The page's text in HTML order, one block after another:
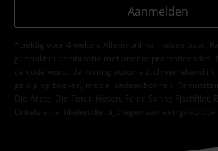
Aanmelden
*Geldig voor 4 weken. Alleen online inwisselbaar.
gebruikt in combinatie met andere promotiecodes.
de code wordt de korting automatisch verrekend in
geldig op boeken, media, cadeaubonnen,
Die Ärzte, Die Toten Hosen, Feine Sahne Fischfilet,
Onkelz en artikelen die bijdragen aan een goed doel.